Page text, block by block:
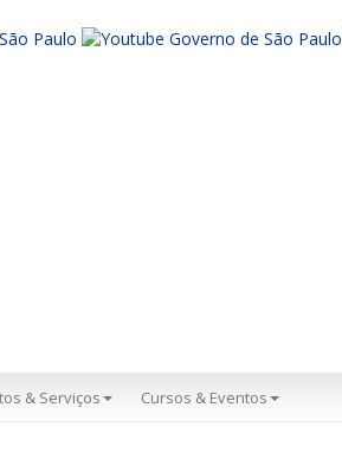
& Serviços Cursos & Eventos